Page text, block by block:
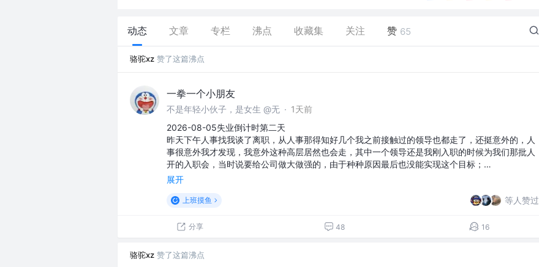
动态 文章 专栏 沸点 收藏集 关注 赞 65
骆驼xz 赞了这篇沸点
一拳一个小朋友
不是年轻小伙子，是女生 @无 · 1天前
2026-08-05失业倒计时第二天
昨天下午人事找我谈了离职，从人事那得知好几个我之前接触过的领导也都走了，还挺意外的，人
事很意外我才发现，我意外这种高层居然也会走，其中一个领导还是我刚入职的时候为我们那批人
开的入职会，当时说要给公司做大做强的，由于种种原因最后也没能实现这个目标；…
展开
上班摸鱼 等人赞过
分享 48 16
骆驼xz 赞了这篇沸点